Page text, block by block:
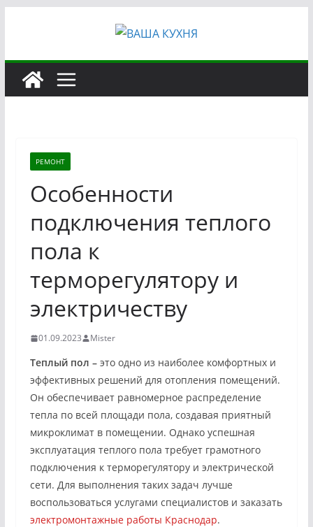
РЕМОНТ
Особенности
подключения теплого
пола к
терморегулятору и
электричеству
01.09.2023 Mister
Теплый пол –это одно из наиболее комфортных и
эффективных решений для отопления помещений.
Он обеспечивает равномерное распределение
тепла по всей площади пола, создавая приятный
микроклимат в помещении. Однако успешная
эксплуатация теплого пола требует грамотного
подключения к терморегулятору и электрической
сети. Для выполнения таких задач лучше
воспользоваться услугами специалистов и заказать
электромонтажные работы Краснодар.